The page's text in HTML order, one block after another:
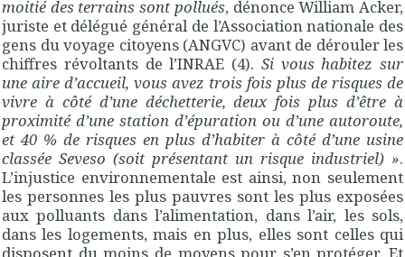
moitié des terrains sont pollués, dénonce William Acker,
juriste et délégué général de l’Association nationale des
gens du voyage citoyens (ANGVC) avant de dérouler les
chiffres révoltants de l’INRAE (4). Si vous habitez sur
une aire d’accueil, vous avez trois fois plus de risques de
vivre à côté d’une déchetterie, deux fois plus d’être à
proximité d’une station d’épuration ou d’une autoroute,
et 40 % de risques en plus d’habiter à côté d’une usine
classée Seveso (soit présentant un risque industriel) ».
L’injustice environnementale est ainsi, non seulement
les personnes les plus pauvres sont les plus exposées
aux polluants dans l’alimentation, dans l’air, les sols,
dans les logements, mais en plus, elles sont celles qui